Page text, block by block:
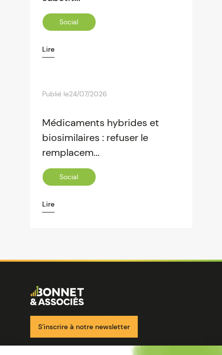
Social
Lire
Publié le24/07/2026
Médicaments hybrides et
biosimilaires : refuser le
remplacem...
Social
Lire
Image
S’inscrire à notre newsletter